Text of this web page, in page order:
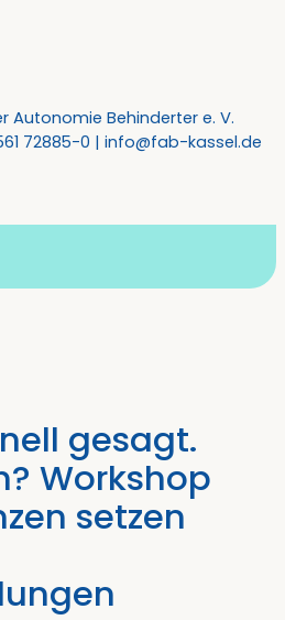
Autonomie Behinderter e. V.
72885-0 | info@fab-kassel.de
gesagt.
Workshop
setzen